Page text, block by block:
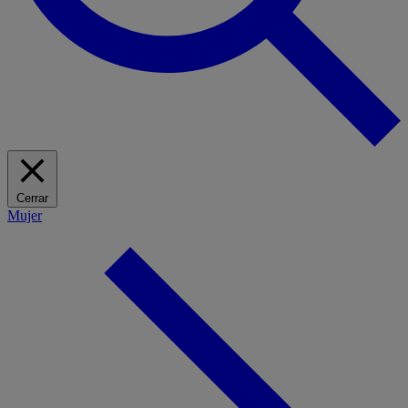
Cerrar
Mujer